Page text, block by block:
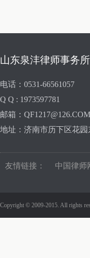
山东泉沣律师事务所
电话：0531-66561057
Q Q : 1973597781
邮箱：QF1217@126.COM
地址：济南市历下区花园
友情链接： 中国律师
Copyright © 2009-2015. All rights